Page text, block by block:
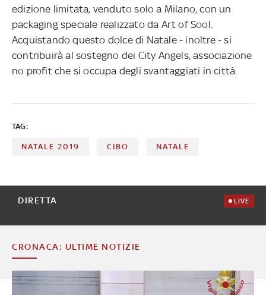
edizione limitata, venduto solo a Milano, con un
packaging speciale realizzato da Art of Sool.
Acquistando questo dolce di Natale - inoltre - si
contribuirà al sostegno dei City Angels, associazione
no profit che si occupa degli svantaggiati in città.
TAG:
NATALE 2019 CIBO NATALE
DIRETTA LIVE
CRONACA: ULTIME NOTIZIE